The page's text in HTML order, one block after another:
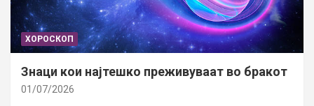
ХОРОСКОП
Знаци кои најтешко преживуваат во бракот
01/07/2026